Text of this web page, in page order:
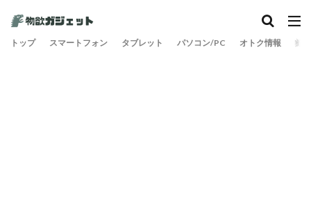
トップ スマートフォン タブレット パソコン/PC オトク情報 旅